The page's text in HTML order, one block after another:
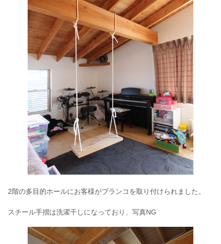
2階の多目的ホールにお客様がブランコを取り付けられました。
スチール手摺は洗濯干しになっており、写真NG